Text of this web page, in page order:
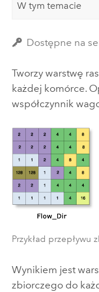
W tym temacie
Dostępne na
Tworzy warstwę
każdej komórce.
współczynnik
Przykład przepływu
Wynikiem jest
zbiorczego do